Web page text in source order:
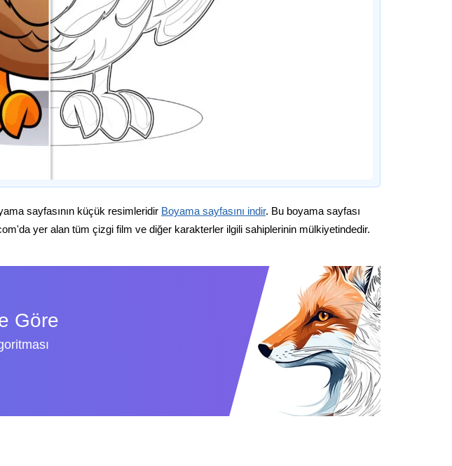
sayfasının küçük resimleridir Boyama sayfasını indir. Bu boyama sayfası
yer alan tüm çizgi film ve diğer karakterler ilgili sahiplerinin mülkiyetindedir.
Göre